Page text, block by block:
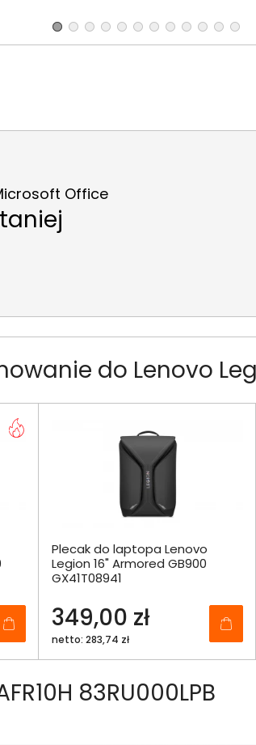
Office
do Lenovo
Plecak do laptopa Lenovo
Legion 16" Armored GB900
GX41T08941
349,00 zł
netto: 283,74 zł
83RU000LPB